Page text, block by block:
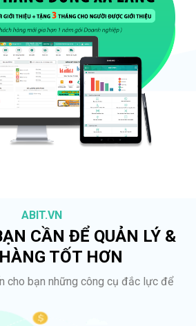
ABIT.VN
CẦN ĐỂ QUẢN LÝ &
TỐT HƠN
cho bạn những công cụ đắc lực để